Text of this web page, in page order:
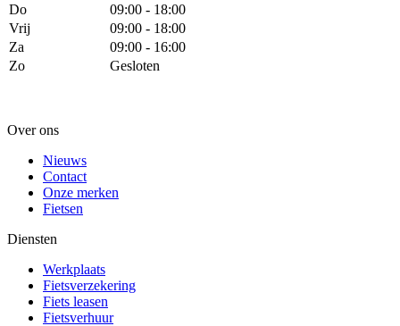
Do
09:00 - 18:00
Vrij
09:00 - 18:00
Za
09:00 - 16:00
Zo
Gesloten
Over ons
Nieuws
Contact
Onze merken
Fietsen
Diensten
Werkplaats
Fietsverzekering
Fiets leasen
Fietsverhuur